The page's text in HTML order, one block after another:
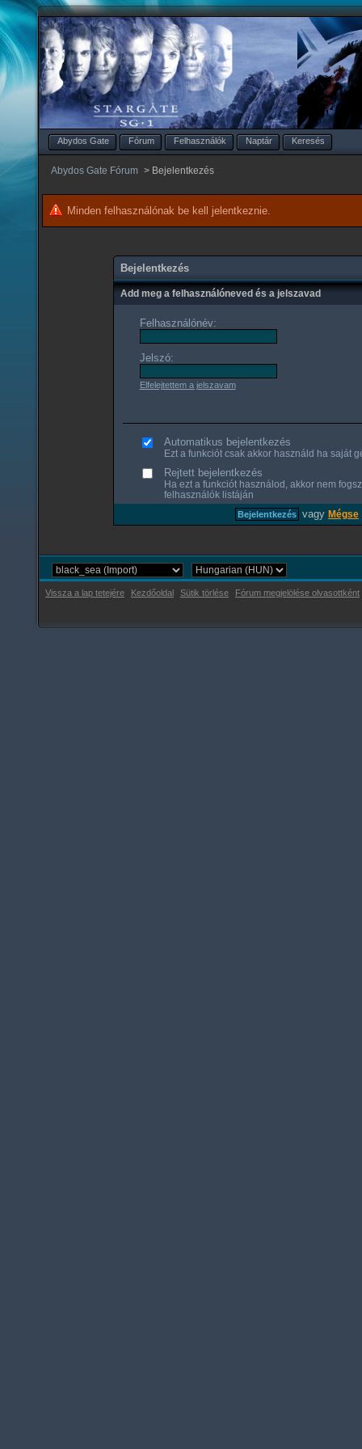
Abydos Gate Fórum Felhasználók Naptár Keresés
Abydos Gate Fórum > Bejelentkezés
Minden felhasználónak be kell jelentkeznie.
Bejelentkezés
Add meg a felhasználóneved és a jelszavad
Felhasználónév:
Jelszó:
Elfelejtettem a jelszavam
Automatikus bejelentkezés
Ezt a funkciót csak akkor használd ha saját
Rejtett bejelentkezés
Ha ezt a funkciót használod, akkor nem
felhasználók listáján
vagy Mégse
Vissza a lap tetejére Kezdőoldal Sütik törlése Fórum megjelölése olvasottként